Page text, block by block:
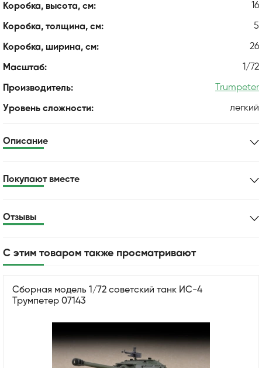
Коробка, высота, см: 16
Коробка, толщина, см: 5
Коробка, ширина, см: 26
Масштаб: 1/72
Производитель: Trumpeter
Уровень сложности: легкий
Описание
Покупают вместе
Отзывы
С этим товаром также просматривают
Сборная модель 1/72 советский танк ИС-4
Трумпетер 07143